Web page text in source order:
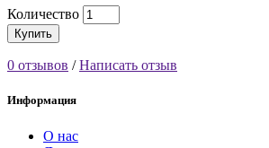
Количество
Купить
0 отзывов /Написать отзыв
Информация
О нас